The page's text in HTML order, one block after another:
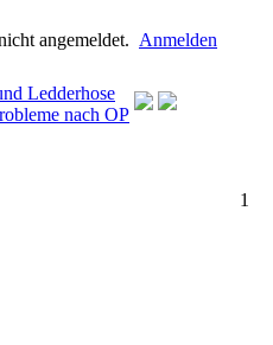
angemeldet. Anmelden
nach OP
1